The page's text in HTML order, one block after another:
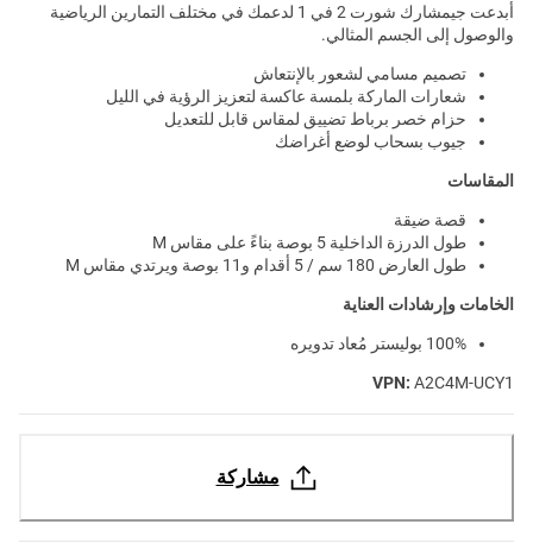
أبدعت جيمشارك شورت 2 في 1 لدعمك في مختلف التمارين الرياضية
والوصول إلى الجسم المثالي.
تصميم مسامي لشعور بالإنتعاش
شعارات الماركة بلمسة عاكسة لتعزيز الرؤية في الليل
حزام خصر برباط تضييق لمقاس قابل للتعديل
جيوب بسحاب لوضع أغراضك
المقاسات
قصة ضيقة
طول الدرزة الداخلية 5 بوصة بناءً على مقاس M
طول العارض 180 سم / 5 أقدام و11 بوصة ويرتدي مقاس M
الخامات وإرشادات العناية
100% بوليستر مُعاد تدويره
VPN: A2C4M-UCY1
مشاركة